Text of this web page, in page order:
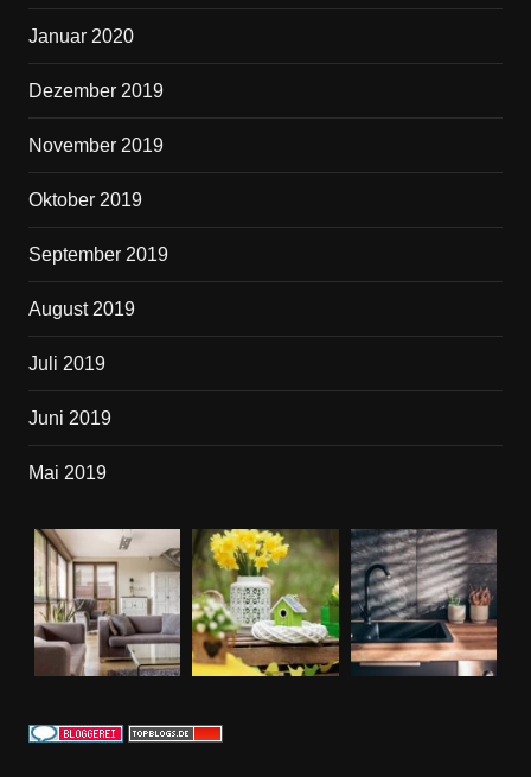
Januar 2020
Dezember 2019
November 2019
Oktober 2019
September 2019
August 2019
Juli 2019
Juni 2019
Mai 2019